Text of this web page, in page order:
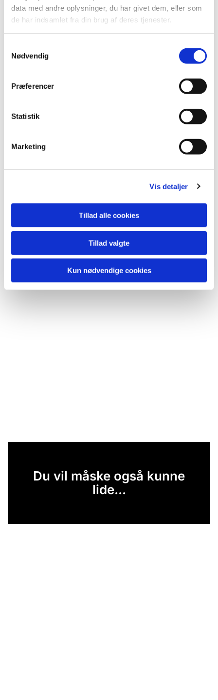
data med andre oplysninger, du har givet dem, eller som
de har indsamlet fra din brug af deres tjenester.
Nødvendig
Præferencer
Statistik
Marketing
Vis detaljer
Tillad alle cookies
Tillad valgte
Kun nødvendige cookies
Du vil måske også kunne
lide...